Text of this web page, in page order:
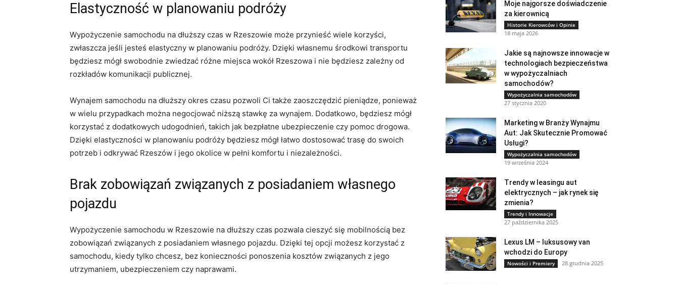
Elastyczność w planowaniu podróży
Wypożyczenie ‍samochodu na dłuższy czas w Rzeszowie może przynieść‍ wiele korzyści,⁣
zwłaszcza jeśli jesteś elastyczny w planowaniu podróży. Dzięki własnemu środkowi transportu
będziesz mógł swobodnie ​zwiedzać różne miejsca wokół Rzeszowa i‌ nie będziesz zależny od
rozkładów ⁣komunikacji publicznej.
Wynajem samochodu na dłuższy okres⁣ czasu pozwoli Ci także zaoszczędzić pieniądze, ponieważ
w wielu‍ przypadkach ‌można negocjować​ niższą stawkę⁣ za wynajem. Dodatkowo,⁤ będziesz mógł
korzystać z dodatkowych udogodnień, takich⁣ jak bezpłatne ⁢ubezpieczenie czy ⁢pomoc⁤ drogowa.
Dzięki elastyczności w ⁣planowaniu podróży ‍będziesz mógł łatwo ‍dostosować trasę do swoich
potrzeb i ⁤odkrywać Rzeszów i jego okolice ​w pełni‍ komfortu⁤ i niezależności.
Brak zobowiązań związanych z posiadaniem ⁢własnego
pojazdu
Wypożyczenie ​samochodu w Rzeszowie na ‌dłuższy czas ‌pozwala cieszyć się‌ mobilnością bez
zobowiązań związanych z‍ posiadaniem własnego ⁤pojazdu. Dzięki tej​ opcji możesz korzystać z
samochodu, kiedy tylko chcesz,‍ bez konieczności ponoszenia kosztów‌ związanych z jego
utrzymaniem, ubezpieczeniem czy ‍naprawami.
Moje najgorsze doświadczenie
za kierownicą
Historie Kierowców i Opinie
18 maja 2026
Jakie są najnowsze innowacje w
technologiach bezpieczeństwa
w wypożyczalniach
samochodów?
Wypożyczalnia samochodów
27 stycznia 2020
Marketing w Branży Wynajmu
Aut: Jak Skutecznie Promować
Usługi?
Wypożyczalnia samochodów
19 września 2024
Trendy w leasingu aut
elektrycznych – jak rynek się
zmienia?
Trendy i Innowacje
27 października 2025
Lexus LM – luksusowy van
wchodzi do Europy
Nowości i Premiery 28 grudnia 2025